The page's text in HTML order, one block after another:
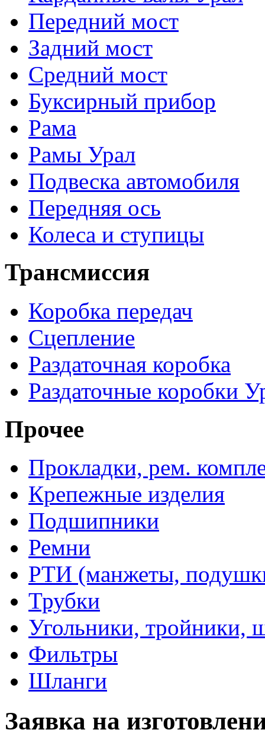
Передний мост
Задний мост
Средний мост
Буксирный прибор
Рама
Рамы Урал
Подвеска автомобиля
Передняя ось
Колеса и ступицы
Трансмиссия
Коробка передач
Сцепление
Раздаточная коробка
Раздаточные коробки
Прочее
Прокладки, рем.
Крепежные изделия
Подшипники
Ремни
РТИ (манжеты,
Трубки
Угольники, тройники,
Фильтры
Шланги
Заявка на